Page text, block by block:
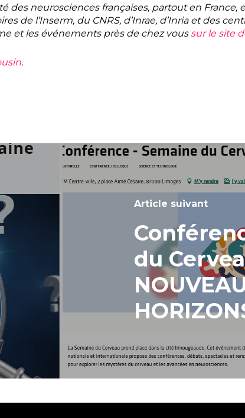
des neurosciences françaises, partout en France,
de l’Inserm, du CNRS, d’Inrae, d’Inria et des
et les événements près de chez vous sur le site
.
Article suivant
du